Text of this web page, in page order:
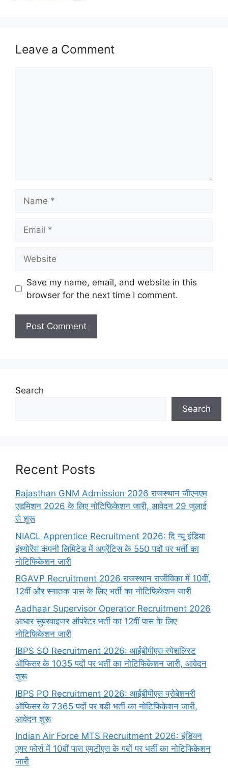
Leave a Comment
Save my name, email, and website in this
browser for the next time I comment.
Search
Search
Recent Posts
Rajasthan GNM Admission 2026 राजस्थान जीएनएम
एडमिशन 2026 के लिए नोटिफिकेशन जारी, आवेदन 29 जुलाई
से शुरू
NIACL Apprentice Recruitment 2026: दि न्यू इंडिया
इंश्योरेंस कंपनी लिमिटेड में अप्रेंटिस के 550 पदों पर भर्ती का
नोटिफिकेशन जारी
RGAVP Recruitment 2026 राजस्थान राजीविका में 10वीं,
12वीं और स्नातक पास के लिए भर्ती का नोटिफिकेशन जारी
Aadhaar Supervisor Operator Recruitment 2026
आधार सुपरवाइजर ऑपरेटर भर्ती का 12वीं पास के लिए
नोटिफिकेशन जारी
IBPS SO Recruitment 2026: आईबीपीएस स्पेशलिस्ट
ऑफिसर के 1035 पदों पर भर्ती का नोटिफिकेशन जारी, आवेदन
शुरू
IBPS PO Recruitment 2026: आईबीपीएस प्रोबेशनरी
ऑफिसर के 7365 पदों पर बड़ी भर्ती का नोटिफिकेशन जारी,
आवेदन शुरू
Indian Air Force MTS Recruitment 2026: इंडियन
एयर फोर्स में 10वीं पास एमटीएस के पदों पर भर्ती का नोटिफिकेशन
जारी